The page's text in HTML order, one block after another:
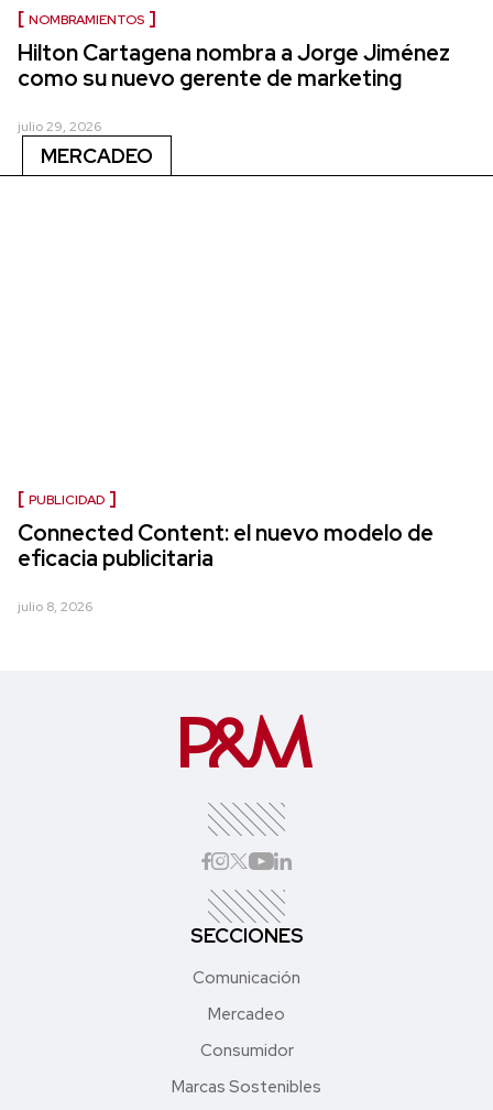
NOMBRAMIENTOS
Hilton Cartagena nombra a Jorge Jiménez
como su nuevo gerente de marketing
julio 29, 2026
MERCADEO
PUBLICIDAD
Connected Content: el nuevo modelo de
eficacia publicitaria
julio 8, 2026
SECCIONES
Comunicación
Mercadeo
Consumidor
Marcas Sostenibles